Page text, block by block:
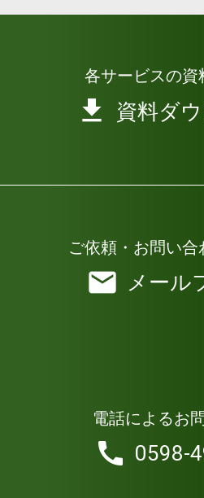
各サービスの資
資料ダ
ご依頼・お問い合
メール
電話によるお
0598-